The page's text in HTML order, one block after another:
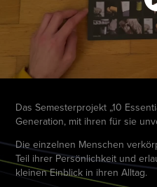
Das Semesterprojekt „10
Generation, mit ihren für sie
Die einzelnen Menschen
Teil ihrer Persönlichkeit und
kleinen Einblick in ihren Alltag.